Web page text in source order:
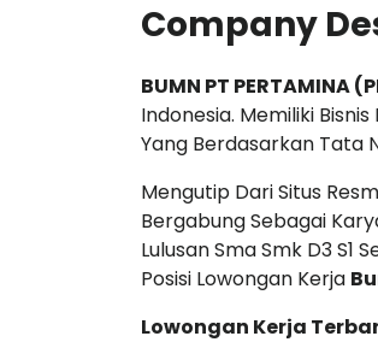
Company
BUMN PT PERTAMINA
Indonesia. Memiliki
Yang Berdasarkan Tata
Mengutip Dari Situs
Bergabung Sebagai
Lulusan Sma Smk D3
Posisi Lowongan Kerja
Lowongan Kerja